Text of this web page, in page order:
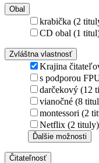
Obal
krabička (2
CD obal (1
Zvláštna vlastnosť
Krajina
s podporou
darčekový (12
vianočné (8
montessori (2
Netflix (2 tituly)
Ďalšie možnosti
Čitateľnosť